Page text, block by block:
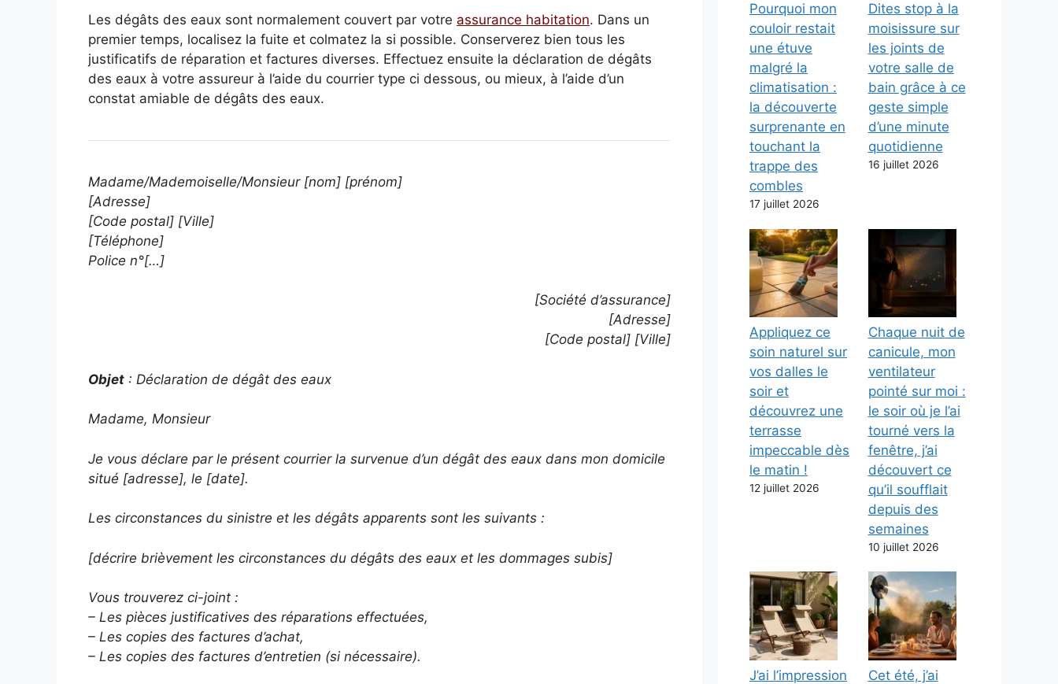
Les dégâts des eaux sont normalement couvert par votre assurance habitation. Dans un
premier temps, localisez la fuite et colmatez la si possible. Conserverez bien tous les
justificatifs de réparation et factures diverses. Effectuez ensuite la déclaration de dégâts
des eaux à votre assureur à l’aide du courrier type ci dessous, ou mieux, à l’aide d’un
constat amiable de dégâts des eaux.
Madame/Mademoiselle/Monsieur [nom] [prénom]
[Adresse]
[Code postal] [Ville]
[Téléphone]
Police n°[…]
[Société d’assurance]
[Adresse]
[Code postal] [Ville]
Objet : Déclaration de dégât des eaux
Madame, Monsieur
Je vous déclare par le présent courrier la survenue d’un dégât des eaux dans mon domicile
situé [adresse], le [date].
Les circonstances du sinistre et les dégâts apparents sont les suivants :
[décrire brièvement les circonstances du dégâts des eaux et les dommages subis]
Vous trouverez ci-joint :
– Les pièces justificatives des réparations effectuées,
– Les copies des factures d’achat,
– Les copies des factures d’entretien (si nécessaire).
Pourquoi mon
couloir restait
une étuve
malgré la
climatisation :
la découverte
surprenante en
touchant la
trappe des
combles
17 juillet 2026
Dites stop à la
moisissure sur
les joints de
votre salle de
bain grâce à ce
geste simple
d’une minute
quotidienne
16 juillet 2026
Appliquez ce
soin naturel sur
vos dalles le
soir et
découvrez une
terrasse
impeccable dès
le matin !
12 juillet 2026
Chaque nuit de
canicule, mon
ventilateur
pointé sur moi :
le soir où je l’ai
tourné vers la
fenêtre, j’ai
découvert ce
qu’il soufflait
depuis des
semaines
10 juillet 2026
J’ai l’impression
Cet été, j’ai